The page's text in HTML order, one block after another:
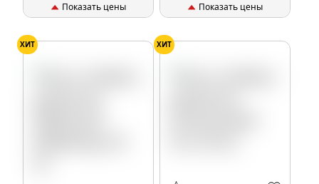
Показать цены Показать цены
ХИТ ХИТ